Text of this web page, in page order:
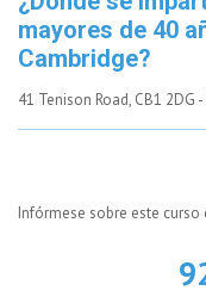
mayores de 40
Cambridge?
41 Tenison Road, CB1 2DG
Infórmese sobre este curso